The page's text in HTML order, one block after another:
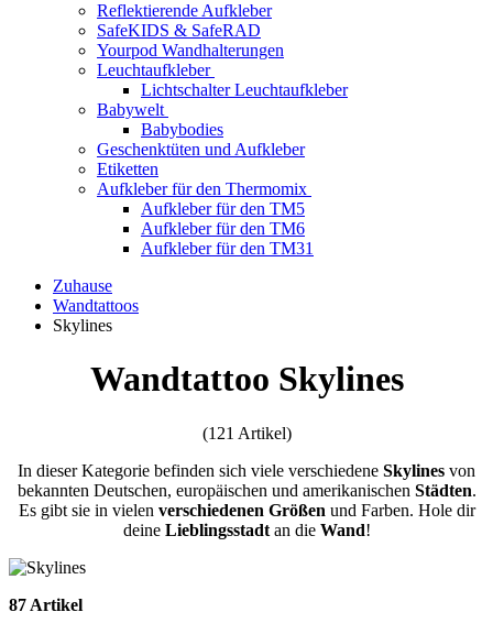
Reflektierende Aufkleber
SafeKIDS & SafeRAD
Yourpod Wandhalterungen
Leuchtaufkleber
Lichtschalter Leuchtaufkleber
Babywelt
Babybodies
Geschenktüten und Aufkleber
Etiketten
Aufkleber für den Thermomix
Aufkleber für den TM5
Aufkleber für den TM6
Aufkleber für den TM31
Zuhause
Wandtattoos
Skylines
Wandtattoo Skylines
(121 Artikel)
In dieser Kategorie befinden sich viele verschiedene Skylines von
bekannten Deutschen, europäischen und amerikanischen Städten.
Es gibt sie in vielen verschiedenen Größen und Farben. Hole dir
deine Lieblingsstadtan die Wand!
87 Artikel